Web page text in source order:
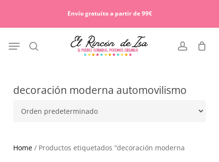
Envío gratuito a partir de 99€
search account
Menu
Cart
decoración moderna automovilismo
Home/ Productos etiquetados “decoración moderna